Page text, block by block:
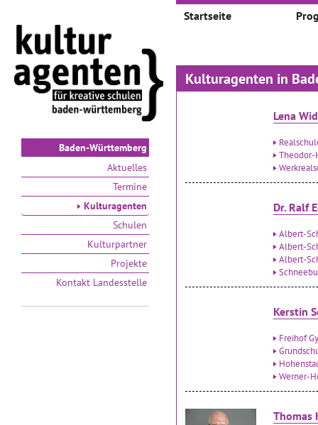
Baden-Württemberg
Aktuelles
Termine
Kulturagenten
Schulen
Kulturpartner
Projekte
Kontakt Landesstelle
Startseite
Kulturagenten in
Lena
Theodor-
Dr. Ralf
Albert-
Albert-
Albert-
Kerstin
Freihof
Werner-
Thomas